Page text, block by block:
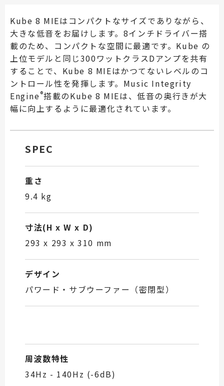
Kube 8 MIEはコンパクトなサイズでありながら、
大きな低音をお届けします。8インチドライバー搭
載のため、コンパクトな空間に最適です。Kube の
上位モデルと同じ300ワットクラスDアンプを共有
することで、Kube 8 MIEはかつてないレベルのコ
ントロール性を発揮します。Music Integrity
Engine®搭載のKube 8 MIEは、低音の奥行きが大
幅に向上するように最適化されています。
SPEC
重さ
9.4 kg
寸法(H x W x D)
293 x 293 x 310 mm
デザイン
パワード・サブウーファー（密閉型）
周波数特性
34Hz - 140Hz (-6dB)